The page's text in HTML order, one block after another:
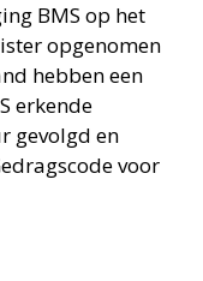
BMS op het
opgenomen
hebben een
erkende
gevolgd en
voor